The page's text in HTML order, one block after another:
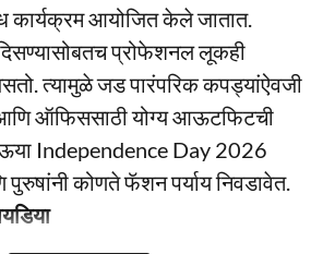
कार्यक्रम आयोजित केले जातात.
प्रोफेशनल लूकही
त्यामुळे जड पारंपरिक कपड्यांऐवजी
ऑफिससाठी योग्य आऊटफिटची
Independence Day 2026
पुरुषांनी कोणते फॅशन पर्याय निवडावेत.